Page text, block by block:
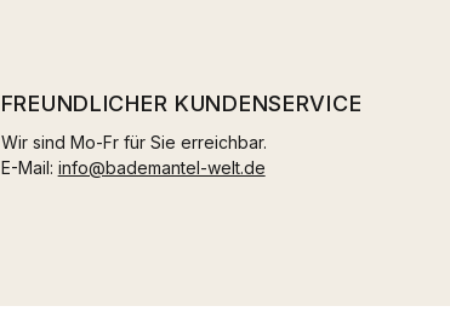
FREUNDLICHER KUNDENSERVICE
Wir sind Mo-Fr für Sie erreichbar.
E-Mail: info@bademantel-welt.de